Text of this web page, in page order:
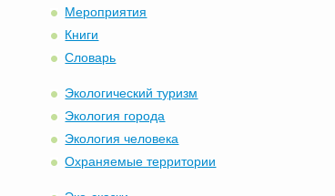
Мероприятия
Книги
Словарь
Экологический туризм
Экология города
Экология человека
Охраняемые территории